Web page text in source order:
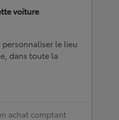
voiture
le lieu
dans toute la
achat comptant